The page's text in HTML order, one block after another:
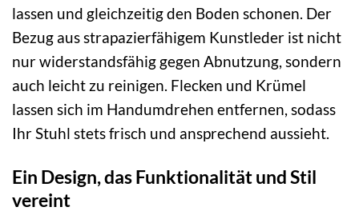
lassen und gleichzeitig den Boden schonen. Der
Bezug aus strapazierfähigem Kunstleder ist nicht
nur widerstandsfähig gegen Abnutzung, sondern
auch leicht zu reinigen. Flecken und Krümel
lassen sich im Handumdrehen entfernen, sodass
Ihr Stuhl stets frisch und ansprechend aussieht.
Ein Design, das Funktionalität und Stil
vereint